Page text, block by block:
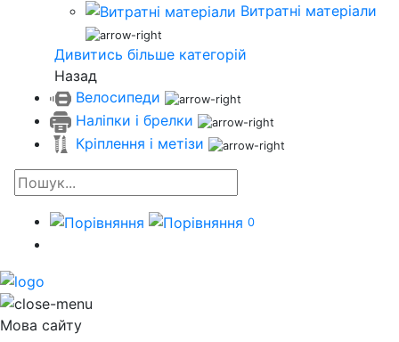
Витратні матеріали
Дивитись більше категорій
Назад
Велосипеди
Наліпки і брелки
Кріплення і метізи
0
Мова сайту